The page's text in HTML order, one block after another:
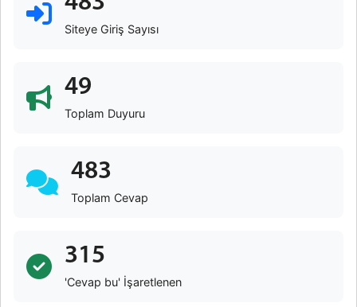
Siteye Giriş Sayısı
49
Toplam Duyuru
483
Toplam Cevap
315
'Cevap bu' İşaretlenen